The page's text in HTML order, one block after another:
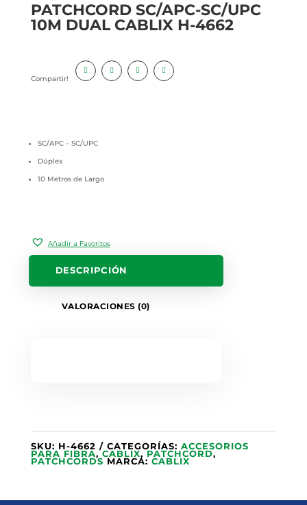
PATCHCORD SC/APC-SC/UPC
10M DUAL CABLIX H-4662
Compartir!
SC/APC – SC/UPC
Dúplex
10 Metros de Largo
Añadir a Favoritos
DESCRIPCIÓN
VALORACIONES (0)
SKU: H-4662 CATEGORÍAS: ACCESORIOS
PARA FIBRA,CABLIX,PATCHCORD,
PATCHCORDS MARCA: CABLIX